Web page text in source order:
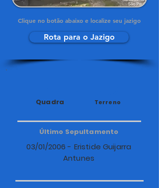
Clique no botão abaixo e localize seu jazigo
Rota para o Jazigo
Quadra Terreno
Último Sepultamento
03/01/2006 - Eristide Guijarra
Antunes